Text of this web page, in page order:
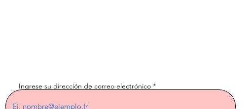
Ingrese su dirección de correo electrónico